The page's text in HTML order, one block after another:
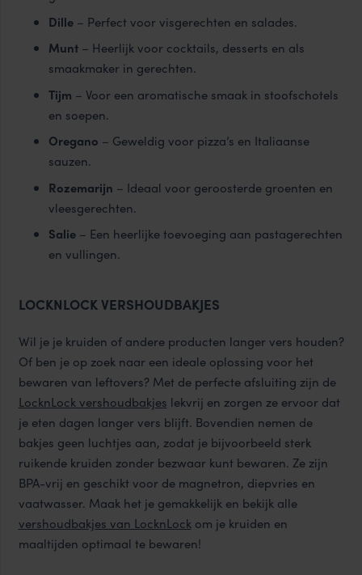
Dille – Perfect voor visgerechten en salades.
Munt – Heerlijk voor cocktails, desserts en als
smaakmaker in gerechten.
Tijm – Voor een aromatische smaak in stoofschotels
en soepen.
Oregano – Geweldig voor pizza’s en Italiaanse
sauzen.
Rozemarijn – Ideaal voor geroosterde groenten en
vleesgerechten.
Salie – Een heerlijke toevoeging aan pastagerechten
en vullingen.
LOCKNLOCK VERSHOUDBAKJES
Wil je je kruiden of andere producten langer vers houden?
Of ben je op zoek naar een ideale oplossing voor het
bewaren van leftovers? Met de perfecte afsluiting zijn de
LocknLockvershoudbakjes lekvrij en zorgen ze ervoor dat
je eten dagen langer vers blijft. Bovendien nemen de
bakjes geen luchtjes aan, zodat je bijvoorbeeld sterk
ruikende kruiden zonder bezwaar kunt bewaren. Ze zijn
BPA-vrij en geschikt voor de magnetron, diepvries en
vaatwasser. Maak het je gemakkelijk en bekijk alle
vershoudbakjes van LocknLockom je kruiden en
maaltijden optimaal te bewaren!